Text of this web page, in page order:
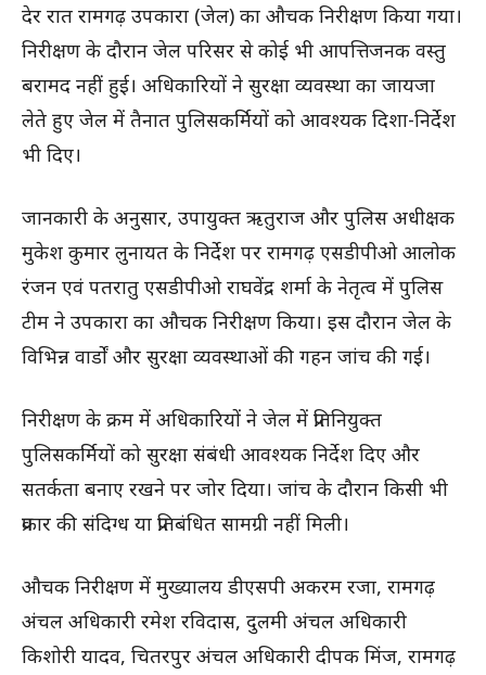
देर रात रामगढ़ उपकारा (जेल) का औचक निरीक्षण किया गया।
निरीक्षण के दौरान जेल परिसर से कोई भी आपत्तिजनक वस्तु
बरामद नहीं हुई। अधिकारियों ने सुरक्षा व्यवस्था का जायजा
लेते हुए जेल में तैनात पुलिसकर्मियों को आवश्यक दिशा-निर्देश
भी दिए।
जानकारी के अनुसार, उपायुक्त ऋतुराज और पुलिस अधीक्षक
मुकेश कुमार लुनायत के निर्देश पर रामगढ़ एसडीपीओ आलोक
रंजन एवं पतरातु एसडीपीओ राघवेंद्र शर्मा के नेतृत्व में पुलिस
टीम ने उपकारा का औचक निरीक्षण किया। इस दौरान जेल के
विभिन्न वार्डों और सुरक्षा व्यवस्थाओं की गहन जांच की गई।
निरीक्षण के क्रम में अधिकारियों ने जेल में प्रतिनियुक्त
पुलिसकर्मियों को सुरक्षा संबंधी आवश्यक निर्देश दिए और
सतर्कता बनाए रखने पर जोर दिया। जांच के दौरान किसी भी
प्रकार की संदिग्ध या प्रतिबंधित सामग्री नहीं मिली।
औचक निरीक्षण में मुख्यालय डीएसपी अकरम रजा, रामगढ़
अंचल अधिकारी रमेश रविदास, दुलमी अंचल अधिकारी
किशोरी यादव, चितरपुर अंचल अधिकारी दीपक मिंज, रामगढ़